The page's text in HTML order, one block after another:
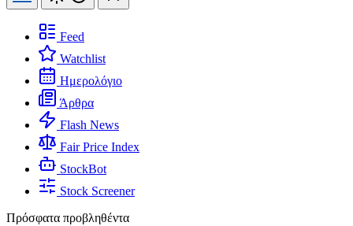
Feed
Watchlist
Ημερολόγιο
Άρθρα
Flash News
Fair Price Index
StockBot
Stock Screener
Πρόσφατα προβληθέντα